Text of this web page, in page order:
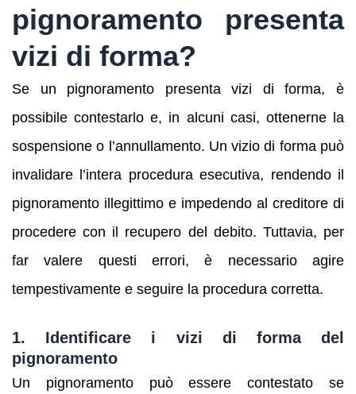
pignoramento presenta
vizi di forma?
Se un pignoramento presenta vizi di forma, è
possibile contestarlo e, in alcuni casi, ottenerne la
sospensione o l’annullamento. Un vizio di forma può
invalidare l’intera procedura esecutiva, rendendo il
pignoramento illegittimo e impedendo al creditore di
procedere con il recupero del debito. Tuttavia, per
far valere questi errori, è necessario agire
tempestivamente e seguire la procedura corretta.
1. Identificare i vizi di forma del
pignoramento
Un pignoramento può essere contestato se